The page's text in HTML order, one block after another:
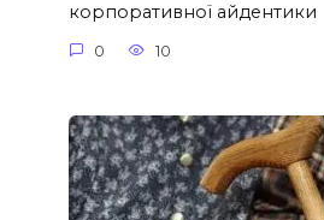
корпоративної айдентики
0 10